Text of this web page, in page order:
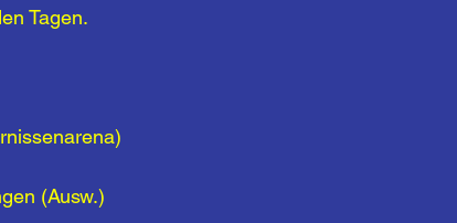
Tagen.
(Ausw.)